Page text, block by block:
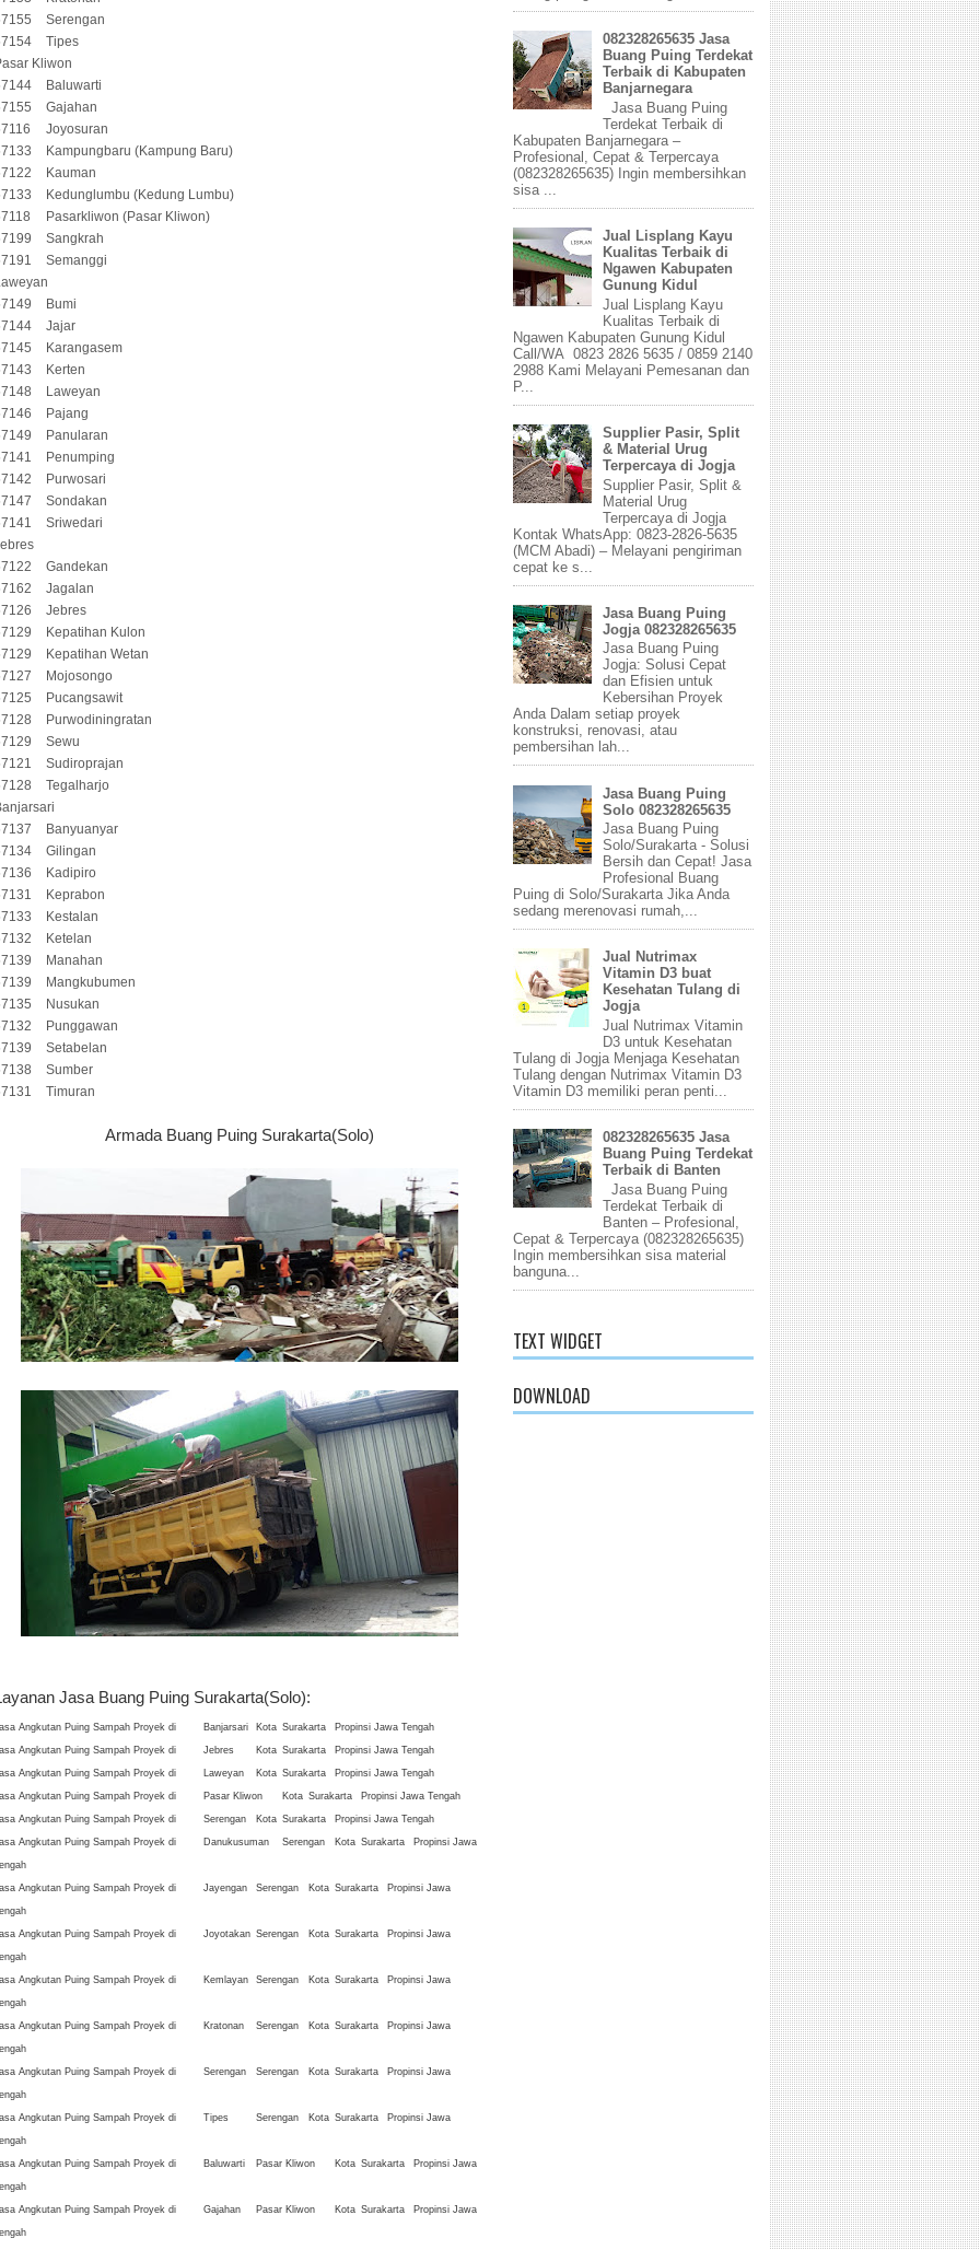
Serengan
Tipes
Kliwon
Baluwarti
Gajahan
Joyosuran
Kampungbaru (Kampung Baru)
Kauman
Kedunglumbu (Kedung Lumbu)
Pasarkliwon (Pasar Kliwon)
Sangkrah
Semanggi
Bumi
Jajar
Karangasem
Kerten
Laweyan
Pajang
Panularan
Penumping
Purwosari
Sondakan
Sriwedari
Gandekan
Jagalan
Jebres
Kepatihan Kulon
Kepatihan Wetan
Mojosongo
Pucangsawit
Purwodiningratan
Sewu
Sudiroprajan
Tegalharjo
Banyuanyar
Gilingan
Kadipiro
Keprabon
Kestalan
Ketelan
Manahan
Mangkubumen
Nusukan
Punggawan
Setabelan
Sumber
Timuran
Armada Buang Puing Surakarta(Solo)
Jasa Buang Puing Surakarta(Solo):
Angkutan Puing Sampah Proyek di Banjarsari Kota Surakarta Propinsi Jawa Tengah
Angkutan Puing Sampah Proyek di Jebres Kota Surakarta Propinsi Jawa Tengah
Angkutan Puing Sampah Proyek di Laweyan Kota Surakarta Propinsi Jawa Tengah
Angkutan Puing Sampah Proyek di Pasar Kliwon Kota Surakarta Propinsi Jawa Tengah
Angkutan Puing Sampah Proyek di Serengan Kota Surakarta Propinsi Jawa Tengah
Angkutan Puing Sampah Proyek di Danukusuman Serengan Kota Surakarta Propinsi Jawa
Angkutan Puing Sampah Proyek di Jayengan Serengan Kota Surakarta Propinsi Jawa
Angkutan Puing Sampah Proyek di Joyotakan Serengan Kota Surakarta Propinsi Jawa
Angkutan Puing Sampah Proyek di Kemlayan Serengan Kota Surakarta Propinsi Jawa
Angkutan Puing Sampah Proyek di Kratonan Serengan Kota Surakarta Propinsi Jawa
Angkutan Puing Sampah Proyek di Serengan Serengan Kota Surakarta Propinsi Jawa
Angkutan Puing Sampah Proyek di Tipes Serengan Kota Surakarta Propinsi Jawa
Angkutan Puing Sampah Proyek di Baluwarti Pasar Kliwon Kota Surakarta Propinsi Jawa
Angkutan Puing Sampah Proyek di Gajahan Pasar Kliwon Kota Surakarta Propinsi Jawa
082328265635 Jasa
Buang Puing Terdekat
Terbaik di Kabupaten
Banjarnegara
Jasa Buang Puing
Terdekat Terbaik di
Kabupaten Banjarnegara –
Profesional, Cepat & Terpercaya
(082328265635) Ingin membersihkan
sisa ...
Jual Lisplang Kayu
Kualitas Terbaik di
Ngawen Kabupaten
Gunung Kidul
Jual Lisplang Kayu
Kualitas Terbaik di
Ngawen Kabupaten Gunung Kidul
Call/WA 0823 2826 5635 / 0859 2140
2988 Kami Melayani Pemesanan dan
P...
Supplier Pasir, Split
& Material Urug
Terpercaya di Jogja
Supplier Pasir, Split &
Material Urug
Terpercaya di Jogja
Kontak WhatsApp: 0823-2826-5635
(MCM Abadi) – Melayani pengiriman
cepat ke s...
Jasa Buang Puing
Jogja 082328265635
Jasa Buang Puing
Jogja: Solusi Cepat
dan Efisien untuk
Kebersihan Proyek
Anda Dalam setiap proyek
konstruksi, renovasi, atau
pembersihan lah...
Jasa Buang Puing
Solo 082328265635
Jasa Buang Puing
Solo/Surakarta - Solusi
Bersih dan Cepat! Jasa
Profesional Buang
Puing di Solo/Surakarta Jika Anda
sedang merenovasi rumah,...
Jual Nutrimax
Vitamin D3 buat
Kesehatan Tulang di
Jogja
Jual Nutrimax Vitamin
D3 untuk Kesehatan
Tulang di Jogja Menjaga Kesehatan
Tulang dengan Nutrimax Vitamin D3
Vitamin D3 memiliki peran penti...
082328265635 Jasa
Buang Puing Terdekat
Terbaik di Banten
Jasa Buang Puing
Terdekat Terbaik di
Banten – Profesional,
Cepat & Terpercaya (082328265635)
Ingin membersihkan sisa material
banguna...
TEXT WIDGET
DOWNLOAD